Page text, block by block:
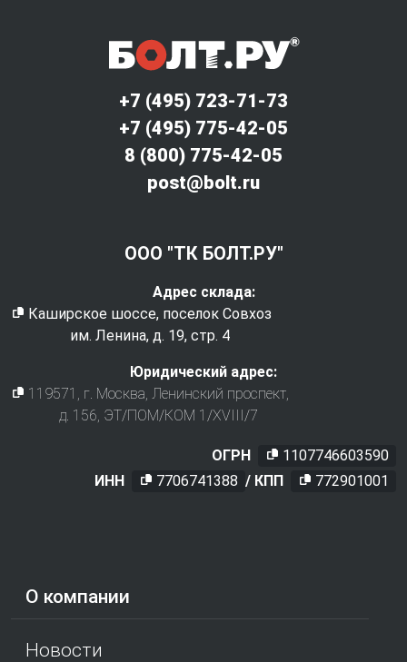
О компании
Новости
+7 (495) 723-71-73
+7 (495) 775-42-05
8 (800) 775-42-05
post@bolt.ru
ООО "ТК БОЛТ.РУ"
Адрес склада:
Каширское шоссе, поселок Совхоз
им. Ленина, д. 19, стр. 4
Юридический адрес:
119571
, г. Москва Ленинский проспект,
д. 156, ЭТ/ПОМ/КОМ 1/XVIII/7
ОГРН
1107746603590
ИНН
7706741388 / КПП 772901001